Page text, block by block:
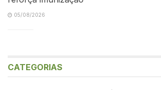
05/08/2026
CATEGORIAS